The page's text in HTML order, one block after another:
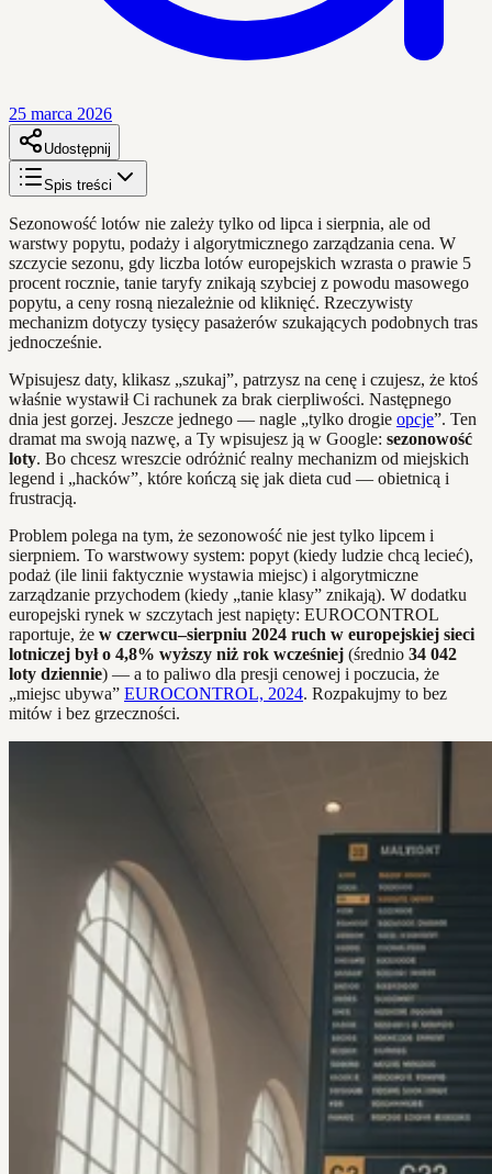
25 marca 2026
Udostępnij
Spis treści
Sezonowość lotów nie zależy tylko od lipca i sierpnia, ale od
warstwy popytu, podaży i algorytmicznego zarządzania cena. W
szczycie sezonu, gdy liczba lotów europejskich wzrasta o prawie 5
procent rocznie, tanie taryfy znikają szybciej z powodu masowego
popytu, a ceny rosną niezależnie od kliknięć. Rzeczywisty
mechanizm dotyczy tysięcy pasażerów szukających podobnych tras
jednocześnie.
Wpisujesz daty, klikasz „szukaj”, patrzysz na cenę i czujesz, że ktoś
właśnie wystawił Ci rachunek za brak cierpliwości. Następnego
dnia jest gorzej. Jeszcze jednego — nagle „tylko drogie opcje”. Ten
dramat ma swoją nazwę, a Ty wpisujesz ją w Google: sezonowość
loty. Bo chcesz wreszcie odróżnić realny mechanizm od miejskich
legend i „hacków”, które kończą się jak dieta cud — obietnicą i
frustracją.
Problem polega na tym, że sezonowość nie jest tylko lipcem i
sierpniem. To warstwowy system: popyt (kiedy ludzie chcą lecieć),
podaż (ile linii faktycznie wystawia miejsc) i algorytmiczne
zarządzanie przychodem (kiedy „tanie klasy” znikają). W dodatku
europejski rynek w szczytach jest napięty: EUROCONTROL
raportuje, że w czerwcu–sierpniu 2024 ruch w europejskiej sieci
lotniczej był o 4,8% wyższy niż rok wcześniej (średnio 34 042
loty dziennie) — a to paliwo dla presji cenowej i poczucia, że
„miejsc ubywa” EUROCONTROL, 2024. Rozpakujmy to bez
mitów i bez grzeczności.